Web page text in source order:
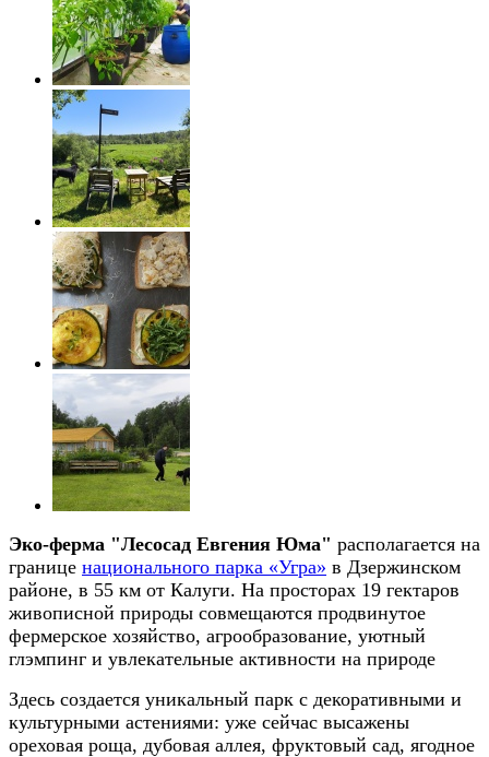
Эко-ферма "Лесосад Евгения Юма" располагается на
границе национального парка «Угра» в Дзержинском
районе, в 55 км от Калуги. На просторах 19 гектаров
живописной природы совмещаются продвинутое
фермерское хозяйство, агрообразование, уютный
глэмпинг и увлекательные активности на природе
Здесь создается уникальный парк с декоративными и
культурными астениями: уже сейчас высажены
ореховая роща, дубовая аллея, фруктовый сад, ягодное